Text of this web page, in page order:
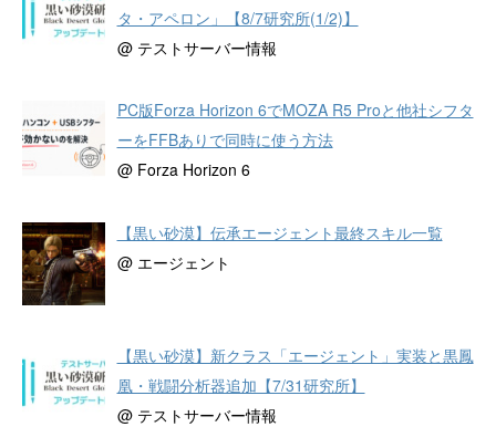
タ・アペロン」【8/7研究所(1/2)】
@ テストサーバー情報
PC版Forza Horizon 6でMOZA R5 Proと他社シフタ
ーをFFBありで同時に使う方法
@ Forza Horizon 6
【黒い砂漠】伝承エージェント最終スキル一覧
@ エージェント
【黒い砂漠】新クラス「エージェント」実装と黒鳳
凰・戦闘分析器追加【7/31研究所】
@ テストサーバー情報